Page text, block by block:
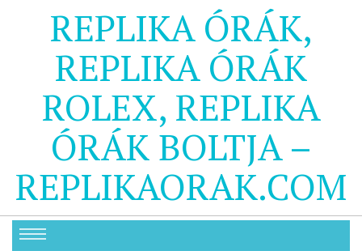
REPLIKA ÓRÁK,
REPLIKA ÓRÁK
ROLEX, REPLIKA
ÓRÁK BOLTJA –
REPLIKAORAK.COM